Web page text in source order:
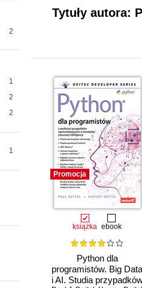
2
1
2
2
1
Tytuły autora:
Promocja
książka ebook
Python dla
programistów. Big Data
i AI. Studia